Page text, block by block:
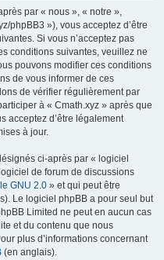
par « nous », « notre »,
phpBB3 »), vous acceptez d’être
Si vous n’acceptez pas
conditions suivantes, veuillez ne
pouvons modifier ces conditions
de vous informer de ces
de vérifier régulièrement par
à « Cmath.xyz » après que
acceptez d’être légalement
à jour.
ci-après par « logiciel
de forum de discussions
GNU 2.0 » et qui peut être
Le logiciel phpBB a pour seul but
Limited ne peut en aucun cas
et du contenu que nous
plus d’informations concernant
(en anglais).